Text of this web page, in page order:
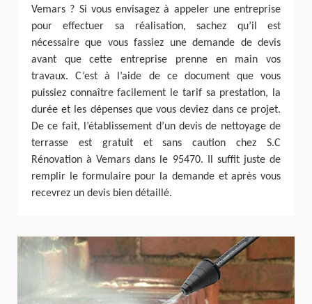
Vemars ? Si vous envisagez à appeler une entreprise
pour effectuer sa réalisation, sachez qu’il est
nécessaire que vous fassiez une demande de devis
avant que cette entreprise prenne en main vos
travaux. C’est à l’aide de ce document que vous
puissiez connaître facilement le tarif sa prestation, la
durée et les dépenses que vous deviez dans ce projet.
De ce fait, l’établissement d’un devis de nettoyage de
terrasse est gratuit et sans caution chez S.C
Rénovation à Vemars dans le 95470. Il suffit juste de
remplir le formulaire pour la demande et après vous
recevrez un devis bien détaillé.